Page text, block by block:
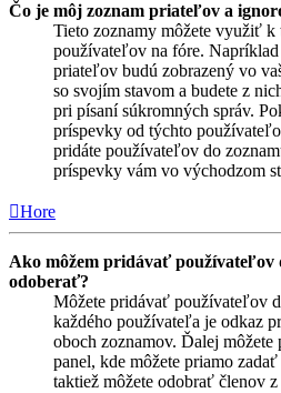
Čo je môj zoznam priateľov a
Tieto zoznamy môžete využiť k
používateľov na fóre.
priateľov budú zobrazený vo
so svojím stavom a budete z
pri písaní súkromných správ.
príspevky od týchto
pridáte používateľov do
príspevky vám vo východzom
Hore
Ako môžem pridávať používateľov
odoberať?
Môžete pridávať používateľov
každého používateľa je odkaz
oboch zoznamov. Ďalej
panel, kde môžete priamo
taktiež môžete odobrať členov